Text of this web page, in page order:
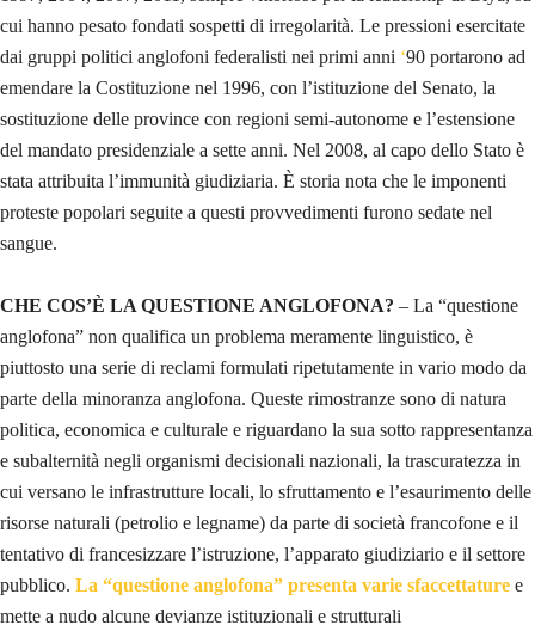
cui hanno pesato fondati sospetti di irregolarità. Le pressioni esercitate
dai gruppi politici anglofoni federalisti nei primi anni ‘90 portarono ad
emendare la Costituzione nel 1996, con l’istituzione del Senato, la
sostituzione delle province con regioni semi-autonome e l’estensione
del mandato presidenziale a sette anni. Nel 2008, al capo dello Stato è
stata attribuita l’immunità giudiziaria. È storia nota che le imponenti
proteste popolari seguite a questi provvedimenti furono sedate nel
sangue.
CHE COS’È LA QUESTIONE ANGLOFONA? – La “questione
anglofona” non qualifica un problema meramente linguistico, è
piuttosto una serie di reclami formulati ripetutamente in vario modo da
parte della minoranza anglofona. Queste rimostranze sono di natura
politica, economica e culturale e riguardano la sua sotto rappresentanza
e subalternità negli organismi decisionali nazionali, la trascuratezza in
cui versano le infrastrutture locali, lo sfruttamento e l’esaurimento delle
risorse naturali (petrolio e legname) da parte di società francofone e il
tentativo di francesizzare l’istruzione, l’apparato giudiziario e il settore
pubblico. La “questione anglofona” presenta varie sfaccettature e
mette a nudo alcune devianze istituzionali e strutturali